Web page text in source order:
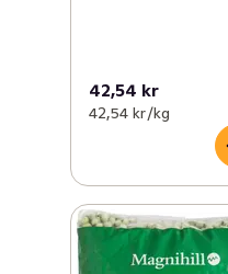
42,54 kr
42,54 kr /kg